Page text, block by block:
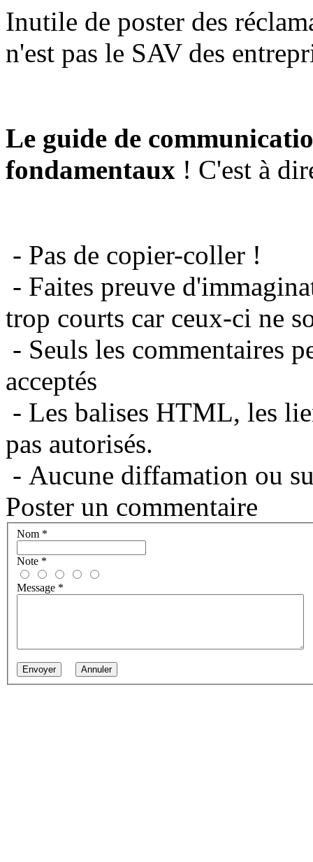
Inutile de poster des
n'est pas le SAV des
Le guide de
fondamentaux ! C'est à
- Pas de copier-coller !
- Faites preuve
trop courts car ceux-ci ne
- Seuls les commentaires
acceptés
- Les balises HTML, les
pas autorisés.
- Aucune diffamation ou
Poster un commentaire
Nom *
Note *
Message *